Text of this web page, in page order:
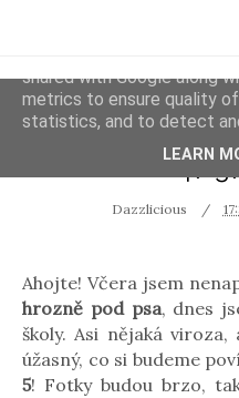
4/
Dazzlicious
Ahojte! Včera jsem
hrozně pod psa, dnes
školy. Asi nějaká
úžasný, co si budeme
5! Fotky budou brzo,
This site uses cookies
shared with Google along
metrics to ensure quality
statistics, and to detect
LEARN